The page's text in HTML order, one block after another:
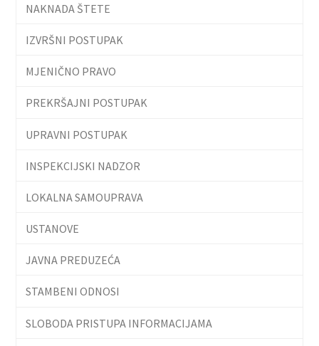
NAKNADA ŠTETE
IZVRŠNI POSTUPAK
MJENIČNO PRAVO
PREKRŠAJNI POSTUPAK
UPRAVNI POSTUPAK
INSPEKCIJSKI NADZOR
LOKALNA SAMOUPRAVA
USTANOVE
JAVNA PREDUZEĆA
STAMBENI ODNOSI
SLOBODA PRISTUPA INFORMACIJAMA